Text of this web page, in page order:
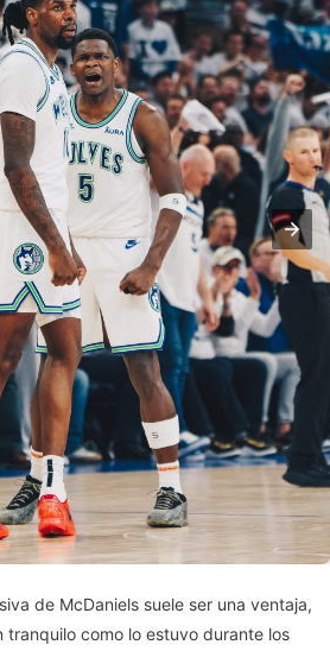
de McDaniels suele ser una ventaja,
tranquilo como lo estuvo durante los